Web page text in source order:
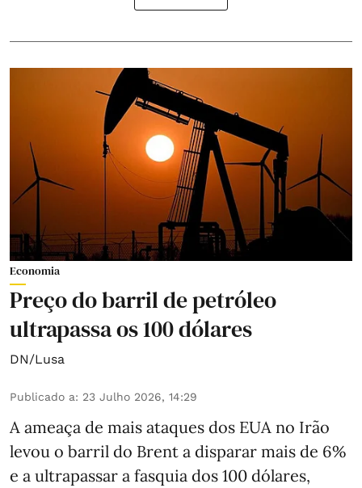
Economia
Preço do barril de petróleo
ultrapassa os 100 dólares
DN/Lusa
Publicado a: 23 Julho 2026, 14:29
A ameaça de mais ataques dos EUA no Irão
levou o barril do Brent a disparar mais de 6%
e a ultrapassar a fasquia dos 100 dólares,